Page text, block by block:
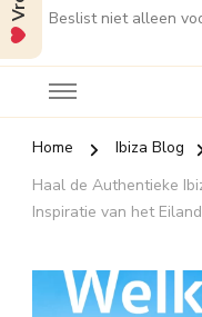
Beslist niet alleen
Home Ibiza Blog
Haal de Authentieke
Inspiratie van het Eiland